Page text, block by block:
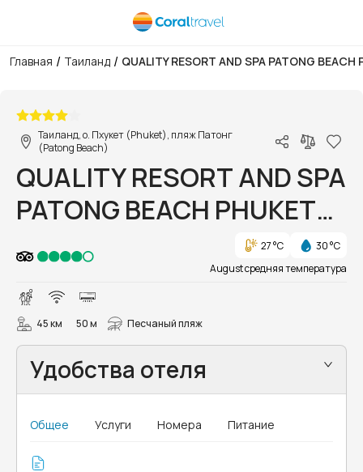
Главная / Таиланд / QUALITY RESORT AND SPA PATONG
Таиланд, о. Пхукет (Phuket), пляж Патонг
(Patong Beach)
QUALITY RESORT AND SPA
PATONG BEACH PHUKET
(ex. SHANAYA BEACH
RESORT AND SPA)
27 °C
30 °C
August средняя температура
45 км 50 м Песчаный пляж
Удобства отеля
Общее Услуги Номера Питание